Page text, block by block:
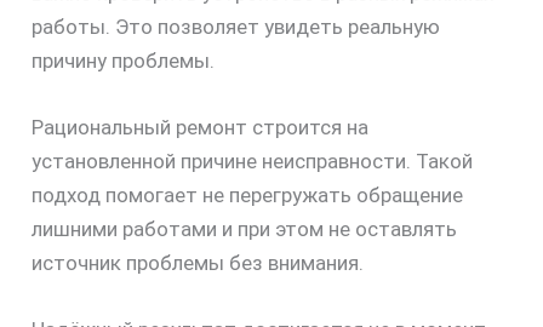
работы. Это позволяет увидеть реальную
причину проблемы.
Рациональный ремонт строится на
установленной причине неисправности. Такой
подход помогает не перегружать обращение
лишними работами и при этом не оставлять
источник проблемы без внимания.